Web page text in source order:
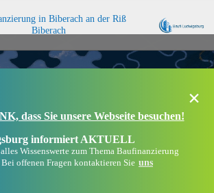
in Biberach an der Riß
Biberach
×
dass Sie unsere Webseite besuchen!
informiert AKTUELL
Wissenswerte zum Thema Baufinanzierung
offenen Fragen kontaktieren Sie uns